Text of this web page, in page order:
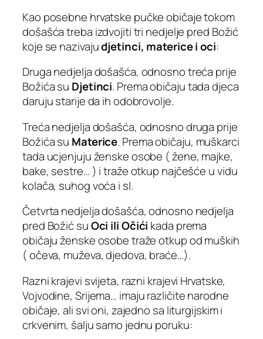
Kao posebne hrvatske pučke običaje tokom
došašća treba izdvojiti tri nedjelje pred Božić
koje se nazivajudjetinci, materice i oci:
Druga nedjelja došašća, odnosno treća prije
Božića su Djetinci. Prema običaju tada djeca
daruju starije da ih odobrovolje.
Treća nedjelja došašća, odnosno druga prije
Božića su Materice. Prema običaju, muškarci
tada ucjenjuju ženske osobe ( žene, majke,
bake, sestre… ) i traže otkup najčešće u vidu
kolača, suhog voća i sl.
Četvrta nedjelja došašća, odnosno nedjelja
pred Božić suOci ili Očići kada prema
običaju ženske osobe traže otkup od muških
( očeva, muževa, djedova, braće…).
Razni krajevi svijeta, razni krajevi Hrvatske,
Vojvodine, Srijema… imaju različite narodne
običaje, ali svi oni, zajedno sa liturgijskim i
crkvenim, šalju samo jednu poruku: